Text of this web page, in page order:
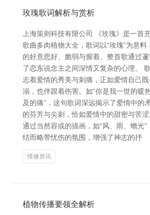
玫瑰歌词解析与赏析
上海策则科技有限公司 《玫瑰》是一首
歌曲多肉植物大全，歌词以“玫瑰”为意料
的好意思好、脆弱与握着。整首歌通过
了恋东说念主之间深情又复杂的心理。
志着爱情的秀美与刺痛，正如爱情自己
溺，也伴跟着伤害。如“你是我一世的暖
及的痛”，这句歌词深远揭示了爱情中的
的芬芳与尖刺，恰如爱情中的甜密与苦
通过当然容或的描画，如“风、雨、蟾光”
结而略带忧伤的氛围，增强了神志的抒
维修资讯
植物传播要领全解析